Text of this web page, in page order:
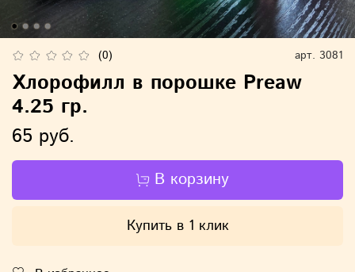
(0) арт. 3081
Хлорофилл в порошке Preaw
4.25 гр.
65 руб.
В корзину
Купить в 1 клик